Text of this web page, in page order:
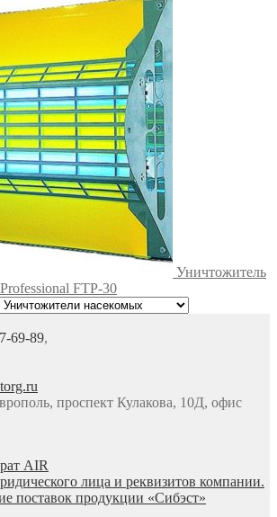
Уничтожитель
FTP-30
69-89,
проспект Кулакова, 10Д, офис
AIR
лица и реквизитов компании.
поставок продукции «Сибэст»